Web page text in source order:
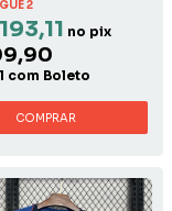
2
no pix
com Boleto
COMPRAR